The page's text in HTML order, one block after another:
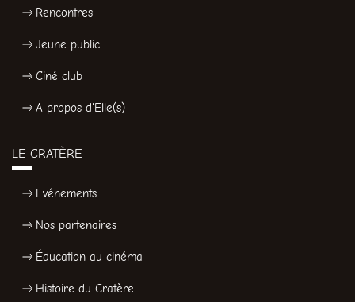
Rencontres
Jeune public
Ciné club
A propos d'Elle(s)
LE CRATÈRE
Evénements
Nos partenaires
Éducation au cinéma
Histoire du Cratère